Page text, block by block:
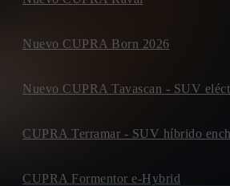
Nuevo CUPRA Born 2026
Nuevo CUPRA Tavascan - SUV
CUPRA Terramar - SUV híbrido
CUPRA Formentor e-Hybrid